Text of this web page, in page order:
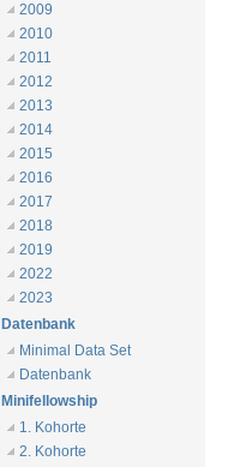
2009
2010
2011
2012
2013
2014
2015
2016
2017
2018
2019
2022
2023
Datenbank
Minimal Data Set
Datenbank
Minifellowship
1. Kohorte
2. Kohorte